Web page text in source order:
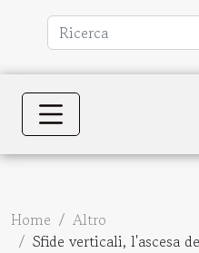
Home
Altro
Sfide verticali, l'ascesa